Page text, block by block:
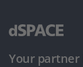
Your